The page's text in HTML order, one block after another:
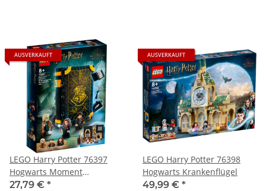
AUSVERKAUFT
LEGO Harry Potter 76397
Hogwarts Moment
Verteidigungsunterricht
27,79 € *
AUSVERKAUFT
LEGO Harry Potter 76398
Hogwarts Krankenflügel
49,99 € *